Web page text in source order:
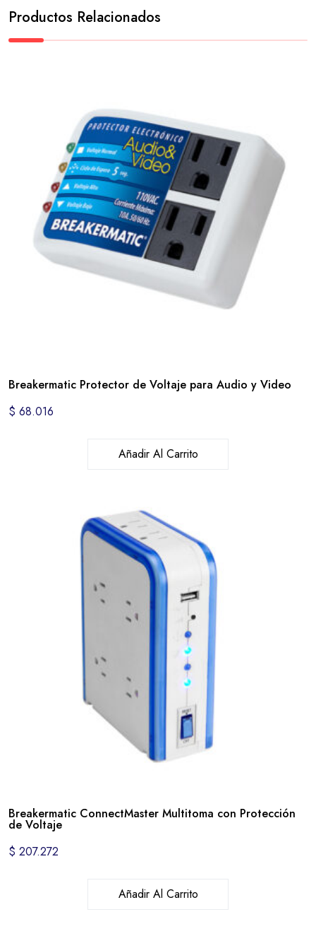
Productos Relacionados
Breakermatic Protector de Voltaje para Audio y Video
$ 68.016
Añadir Al Carrito
Breakermatic ConnectMaster Multitoma con Protección
de Voltaje
$ 207.272
Añadir Al Carrito